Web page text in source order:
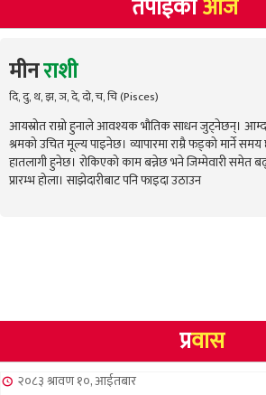
मीनराशी
दि, दु, थ, झ, ञ, दे, दो, च, चि (Pisces)
आयस्रोत राम्रो हुनाले आवश्यक भौतिक साधन जुट्नेछन्।
श्रमको उचित मूल्य पाइनेछ। व्यापारमा राम्रै फड्को मार्ने
हातलागी हुनेछ। रोकिएको काम बन्नेछ भने जिम्मेवारी समेत
प्रारम्भ होला। साझेदारीबाट पनि फाइदा उठाउन
प्रवास
२०८३ श्रावण १०, आईतबार